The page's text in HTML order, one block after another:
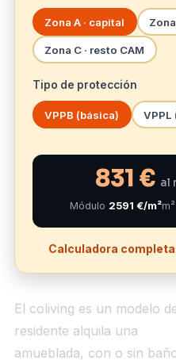
Zona A · capital
Zona C · resto CAM
Tipo de protección
VPPB (básica) VPPL
831 € al
Módulo 2591 €/m²
Calculadora
El coliving es un modelo
residente alquila una
amueblada, con o sin